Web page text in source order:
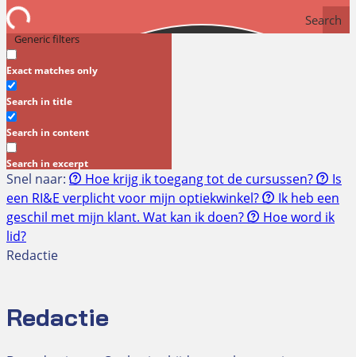
Search
Generic filters
Exact matches only
Search in title
Search in content
Search in excerpt
Snel naar: Hoe krijg ik toegang tot de cursussen?
Is
een RI&E verplicht voor mijn optiekwinkel?
Ik heb een
geschil met mijn klant. Wat kan ik doen?
Hoe word ik
lid?
Redactie
Redactie